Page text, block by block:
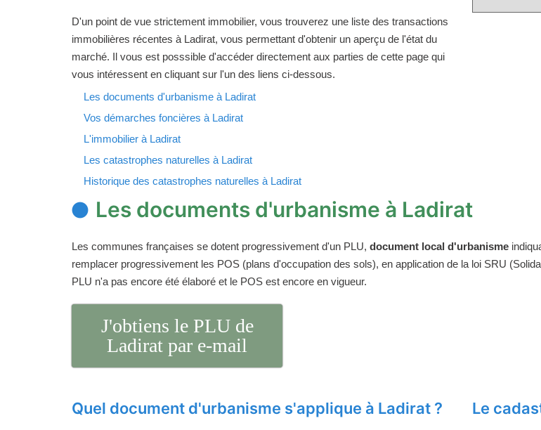
D'un point de vue strictement immobilier, vous trouverez une liste des transactions
immobilières récentes à Ladirat, vous permettant d'obtenir un aperçu de l'état du
marché. Il vous est posssible d'accéder directement aux parties de cette page qui
vous intéressent en cliquant sur l'un des liens ci-dessous.
Les documents d'urbanisme à Ladirat
Vos démarches foncières à Ladirat
L'immobilier à Ladirat
Les catastrophes naturelles à Ladirat
Historique des catastrophes naturelles à Ladirat
Les documents d'urbanisme à Ladirat
Les communes françaises se dotent progressivement d'un PLU, document local d'urbanisme
remplacer progressivement les POS (plans d'occupation des sols), en application de la loi SRU
PLU n'a pas encore été élaboré et le POS est encore en vigueur.
J'obtiens le PLU de
Ladirat par e-mail
Quel document d'urbanisme s'applique à Ladirat ? Le